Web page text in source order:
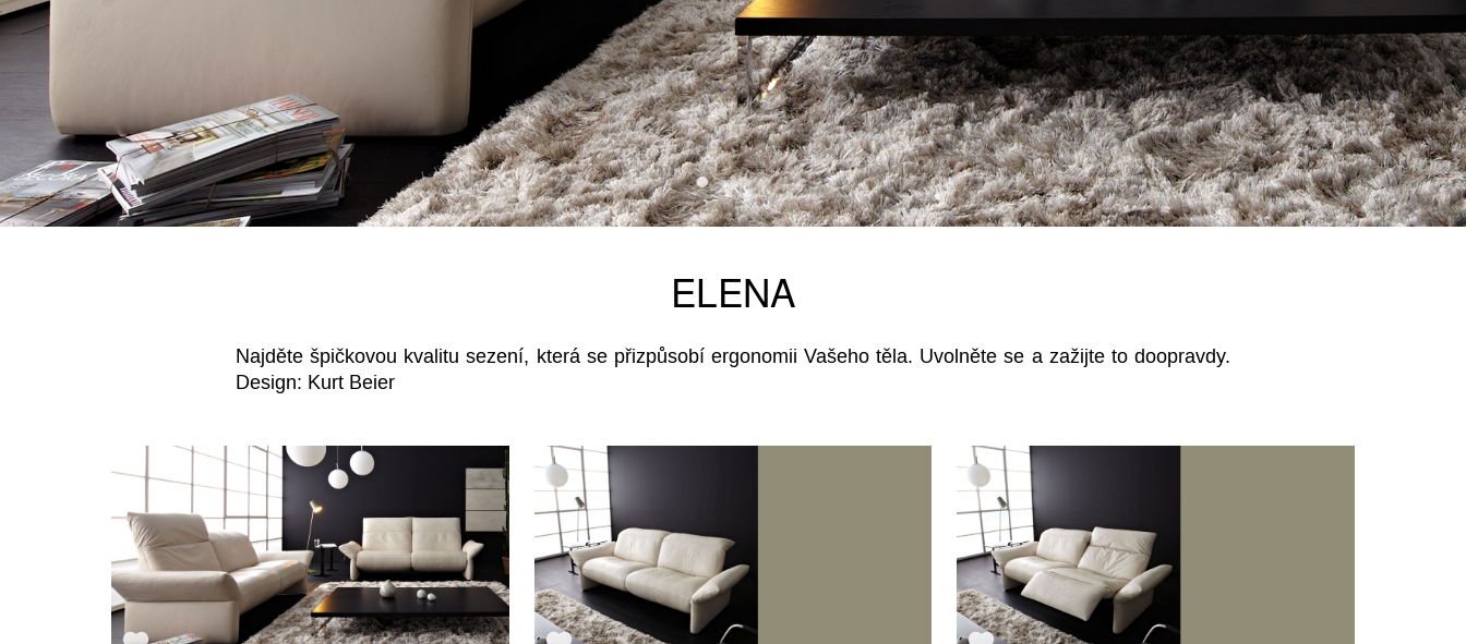
ELENA
Najděte špičkovou kvalitu sezení, která se přizpůsobí ergonomii Vašeho těla. Uvolněte se a zažijte to doopravdy.
Design: Kurt Beier